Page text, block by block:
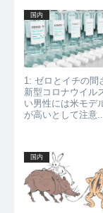
国内
1: ゼロとイチの間
新型コロナウイル
い男性には米モデ
が高いとして注意
国内